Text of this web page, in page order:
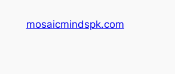
mosaicmindspk.com